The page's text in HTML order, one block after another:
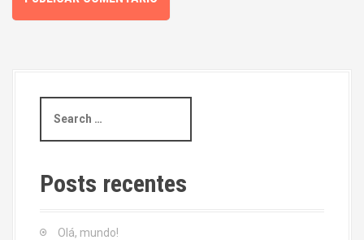
a
c
h
Posts recentes
Olá, mundo!